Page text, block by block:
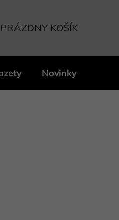
PRÁZDNY KOŠÍK
Novinky